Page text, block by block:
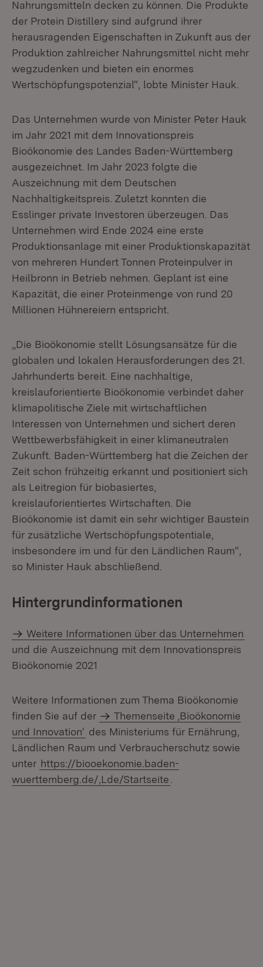
Nahrungsmitteln decken zu können. Die Produkte
der Protein Distillery sind aufgrund ihrer
herausragenden Eigenschaften in Zukunft aus der
Produktion zahlreicher Nahrungsmittel nicht mehr
wegzudenken und bieten ein enormes
Wertschöpfungspotenzial“, lobte Minister Hauk.
Das Unternehmen wurde von Minister Peter Hauk
im Jahr 2021 mit dem Innovationspreis
Bioökonomie des Landes Baden-Württemberg
ausgezeichnet. Im Jahr 2023 folgte die
Auszeichnung mit dem Deutschen
Nachhaltigkeitspreis. Zuletzt konnten die
Esslinger private Investoren überzeugen. Das
Unternehmen wird Ende 2024 eine erste
Produktionsanlage mit einer Produktionskapazität
von mehreren Hundert Tonnen Proteinpulver in
Heilbronn in Betrieb nehmen. Geplant ist eine
Kapazität, die einer Proteinmenge von rund 20
Millionen Hühnereiern entspricht.
„Die Bioökonomie stellt Lösungsansätze für die
globalen und lokalen Herausforderungen des 21.
Jahrhunderts bereit. Eine nachhaltige,
kreislauforientierte Bioökonomie verbindet daher
klimapolitische Ziele mit wirtschaftlichen
Interessen von Unternehmen und sichert deren
Wettbewerbsfähigkeit in einer klimaneutralen
Zukunft. Baden-Württemberg hat die Zeichen der
Zeit schon frühzeitig erkannt und positioniert sich
als Leitregion für biobasiertes,
kreislauforientiertes Wirtschaften. Die
Bioökonomie ist damit ein sehr wichtiger Baustein
für zusätzliche Wertschöpfungspotentiale,
insbesondere im und für den Ländlichen Raum“,
so Minister Hauk abschließend.
Hintergrundinformationen
Weitere Informationen über das Unternehmen
und die Auszeichnung mit dem Innovationspreis
Bioökonomie 2021
Weitere Informationen zum Thema Bioökonomie
finden Sie auf der
Themenseite ‚Bioökonomie
und Innovation‘ des Ministeriums für Ernährung,
Ländlichen Raum und Verbraucherschutz sowie
unter https://biooekonomie.baden-
wuerttemberg.de/,Lde/Startseite